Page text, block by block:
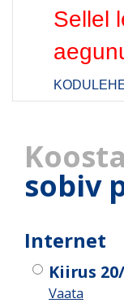
Sellel
Koosta
sobiv
Internet
Kiirus
Vaata